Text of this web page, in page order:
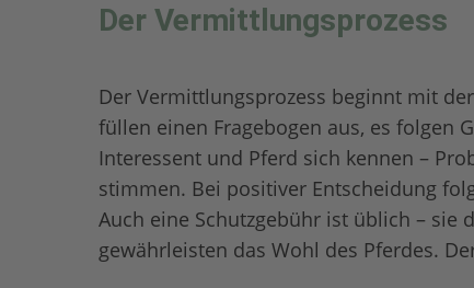
Der Vermittlungsprozess
Der Vermittlungsprozess beginnt mit
füllen einen Fragebogen aus, es folgen
Interessent und Pferd sich kennen –
stimmen. Bei positiver Entscheidung
Auch eine Schutzgebühr ist üblich – sie
gewährleisten das Wohl des Pferdes.